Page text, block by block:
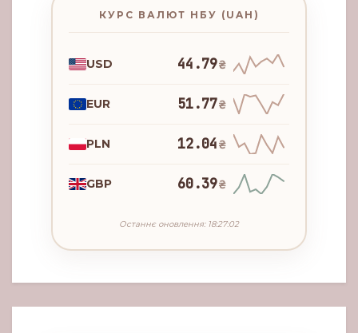
КУРС ВАЛЮТ НБУ (UAH)
USD 44.79₴
EUR 51.77₴
PLN 12.04₴
GBP 60.39₴
Останнє оновлення: 18:27:02